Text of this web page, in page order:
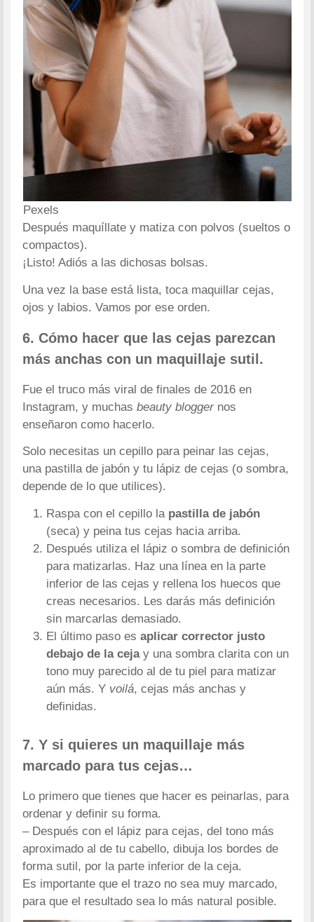
Pexels
Después maquíllate y matiza con polvos (sueltos o
compactos).
¡Listo! Adiós a las dichosas bolsas.
Una vez la base está lista, toca maquillar cejas,
ojos y labios. Vamos por ese orden.
6. Cómo hacer que las cejas parezcan
más anchas con un maquillaje sutil.
Fue el truco más viral de finales de 2016 en
Instagram, y muchasbeauty blogger nos
enseñaron como hacerlo.
Solo necesitas un cepillo para peinar las cejas,
una pastilla de jabón y tu lápiz de cejas (o sombra,
depende de lo que utilices).
Raspa con el cepillo la pastilla de jabón
(seca) y peina tus cejas hacia arriba.
Después utiliza el lápiz o sombra de definición
para matizarlas. Haz una línea en la parte
inferior de las cejas y rellena los huecos que
creas necesarios. Les darás más definición
sin marcarlas demasiado.
El último paso esaplicar corrector justo
debajo de la cejay una sombra clarita con un
tono muy parecido al de tu piel para matizar
aún más. Y voilá, cejas más anchas y
definidas.
7. Y si quieres un maquillaje más
marcado para tus cejas…
Lo primero que tienes que hacer es peinarlas, para
ordenar y definir su forma.
– Después con el lápiz para cejas, del tono más
aproximado al de tu cabello, dibuja los bordes de
forma sutil, por la parte inferior de la ceja.
Es importante que el trazo no sea muy marcado,
para que el resultado sea lo más natural posible.